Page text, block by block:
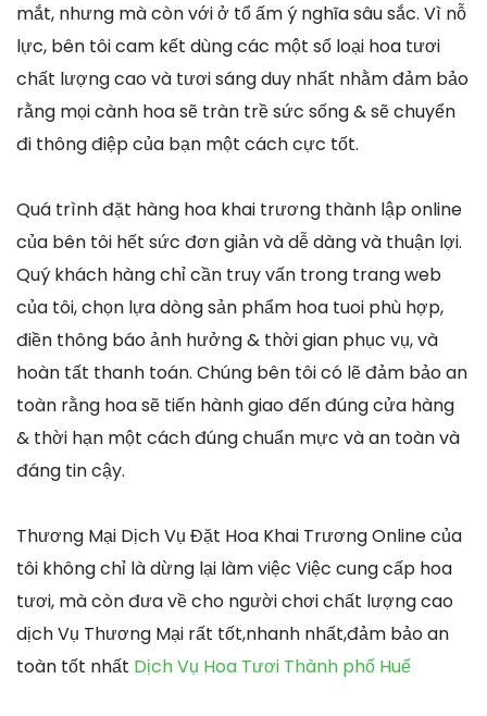
mắt, nhưng mà còn với ở tổ ấm ý nghĩa sâu sắc. Vì nỗ
lực, bên tôi cam kết dùng các một số loại hoa tươi
chất lượng cao và tươi sáng duy nhất nhằm đảm bảo
rằng mọi cành hoa sẽ tràn trề sức sống & sẽ chuyển
đi thông điệp của bạn một cách cực tốt.
Quá trình đặt hàng hoa khai trương thành lập online
của bên tôi hết sức đơn giản và dễ dàng và thuận lợi.
Quý khách hàng chỉ cần truy vấn trong trang web
của tôi, chọn lựa dòng sản phẩm hoa tuoi phù hợp,
điền thông báo ảnh hưởng & thời gian phục vụ, và
hoàn tất thanh toán. Chúng bên tôi có lẽ đảm bảo an
toàn rằng hoa sẽ tiến hành giao đến đúng cửa hàng
& thời hạn một cách đúng chuẩn mực và an toàn và
đáng tin cậy.
Thương Mại Dịch Vụ Đặt Hoa Khai Trương Online của
tôi không chỉ là dừng lại làm việc Việc cung cấp hoa
tươi, mà còn đưa về cho người chơi chất lượng cao
dịch Vụ Thương Mại rất tốt,nhanh nhất,đảm bảo an
toàn tốt nhất Dịch Vụ Hoa Tươi Thành phố Huế